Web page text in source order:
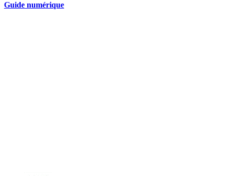
Guide numérique